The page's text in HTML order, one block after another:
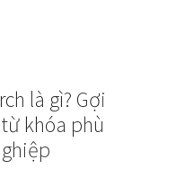
là gì? Gợi
khóa phù